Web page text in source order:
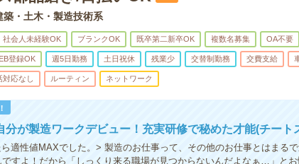
築・土木・製造技術系
社会人未経験OK ブランクOK 既卒第二新卒OK 複数名募集 OA不要
登録OK 週5日勤務 土日祝休 残業少 交替制勤務 交費支給
対応なし ルーティン ネットワーク
分が製造ワークデビュー！充実研修で秘めた才能(チート
適性値MAXでした。> 製造のお仕事って、その他のお仕事とはまる
ですよ！だから「しっくり来る職場が見つからないんだよなぁ…」と